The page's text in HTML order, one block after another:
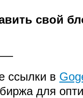
свой
ссылки в
для